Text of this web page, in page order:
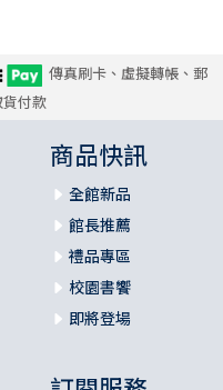
傳真刷卡、虛擬轉帳、郵
付款
商品快訊
全館新品
館長推薦
禮品專區
校園書饗
即將登場